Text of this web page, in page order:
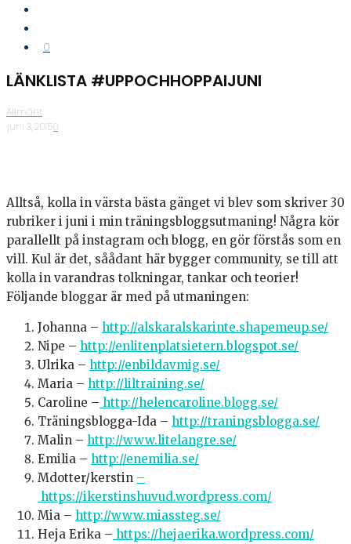
0
LÄNKLISTA #UPPOCHHOPPAIJUNI
Allmänt
·juni 3, 2015·0
Alltså, kolla in värsta bästa gänget vi blev som skriver 30
rubriker i juni i min träningsbloggsutmaning! Några kör
parallellt på instagram och blogg, en gör förstås som en
vill. Kul är det, såådant här bygger community, se till att
kolla in varandras tolkningar, tankar och teorier!
Följande bloggar är med på utmaningen:
Johanna – http://alskaralskarinte.shapemeup.se/
Nipe – http://enlitenplatsietern.blogspot.se/
Ulrika – http://enbildavmig.se/
Maria – http://liltraining.se/
Caroline – http://helencaroline.blogg.se/
Träningsblogga-Ida – http://traningsblogga.se/
Malin – http://www.litelangre.se/
Emilia – http://enemilia.se/
Mdotter/kerstin –
https://ikerstinshuvud.wordpress.com/
Mia – http://www.miassteg.se/
Heja Erika – https://hejaerika.wordpress.com/